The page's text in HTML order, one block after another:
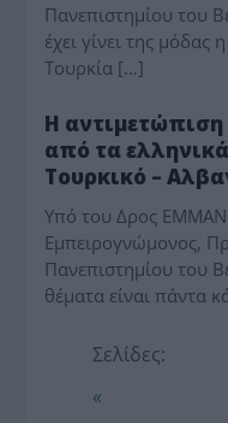
Πανεπιστημίου του
έχει γίνει της μόδας
Τουρκία […]
Η
από τα
Τουρκικό –
Υπό του Δρος
Εμπειρογνώμονος,
Πανεπιστημίου του
θέματα είναι πάντα
Σελίδες:
«